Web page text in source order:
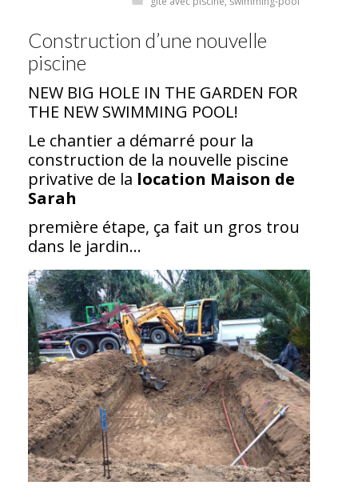
Construction d’une nouvelle
piscine
NEW BIG HOLE IN THE GARDEN FOR
THE NEW SWIMMING POOL!
Le chantier a démarré pour la
construction de la nouvelle piscine
privative de la location Maison de
Sarah
première étape, ça fait un gros trou
dans le jardin…